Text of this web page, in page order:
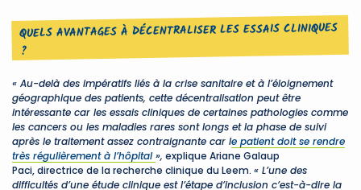
QUELS AVANTAGES À DÉCENTRALISER LES ESSAIS CLINIQUES
?
« Au-delà des impératifs liés à la crise sanitaire et à l’éloignement
géographique des patients, cette décentralisation peut être
intéressante car les essais cliniques de certaines pathologies comme
les cancers ou les maladies rares sont longs et la phase de suivi
après le traitement assez contraignante car le patient doit se rendre
très régulièrement à l’hôpital», explique Ariane Galaup
Paci, directrice de la recherche clinique du Leem. « L’une des
difficultés d’une étude clinique est l’étape d’inclusion c’est-à-dire la